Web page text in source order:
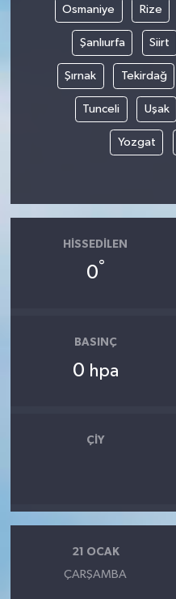
Osmaniye Rize
Şanlıurfa Siirt
Şırnak Tekirdağ
Tunceli Uşak
Yozgat
HISSEDILEN
0°
BASINÇ
0 hpa
ÇIY
21 OCAK
ÇARŞAMBA